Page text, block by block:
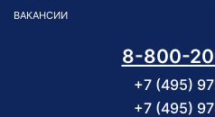
ВАКАНСИИ
8-800-
+7 (495)
+7 (495)